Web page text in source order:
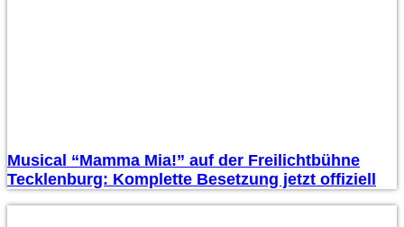
Musical “Mamma Mia!” auf der Freilichtbühne
Tecklenburg: Komplette Besetzung jetzt offiziell